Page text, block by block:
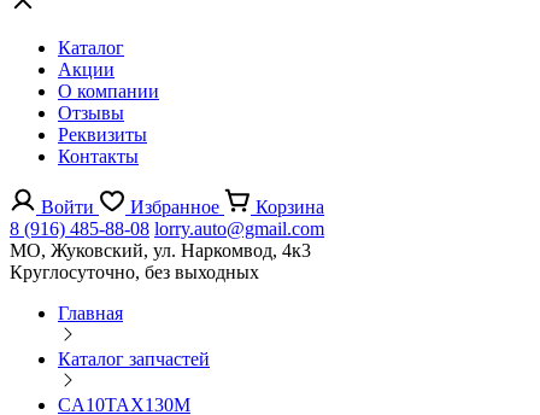
Каталог
Акции
О компании
Отзывы
Реквизиты
Контакты
Войти Избранное
Корзина
8 (916) 485-88-08 lorry.auto@gmail.com
МО, Жуковский, ул. Наркомвод, 4к3
Круглосуточно, без выходных
Главная
Каталог запчастей
CA10TAX130M